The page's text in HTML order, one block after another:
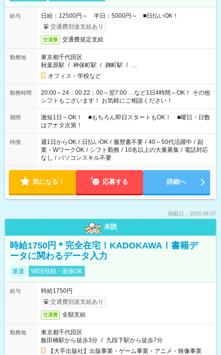
給与
日給：12500円～ 半日：5000円～ ■日払いOK！
交通費別途支給あり
交通費 交通費規定支給
勤務地
東京都千代田区
秋葉原駅 / 神保町駅 / 麹町駅 / …
オフィス・学校など
勤務時間
20:00～24：00 22：00～翌7:00 …など1日4時間～OK！ その他
シフトもございます！ お気軽にご相談ください！
期間
激短1日～OK！ ■もちろん即日スタートもOK！ ■曜日・日数
はアナタ次第！
特徴 週1日からOK / 日払いOK / 履歴書不要 / 40～50代活躍中 / 副
業・WワークOK / シフト勤務 / 10名以上の大量募集 / 電話対応
なし / パソコンスキル不要
気になる！ 応募する 詳細へ
掲載日：2026.08.07
未読
時給1750円＊完全在宅！KADOKAWA！書籍デ
ータに関わるデータ入力
派遣 WEB登録・面接OK
給与
時給1750円
交通費別途支給あり
交通費 全額支給
勤務地
東京都千代田区
飯田橋駅から徒歩3分 / 九段下駅から徒歩7分
【大手出版社】出版事業・ゲーム事業・アニメ・映像事業